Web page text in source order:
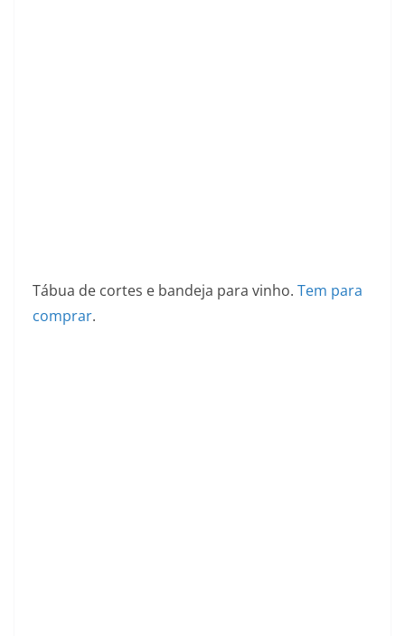
Tábua de cortes e bandeja para vinho. Tem para
comprar.